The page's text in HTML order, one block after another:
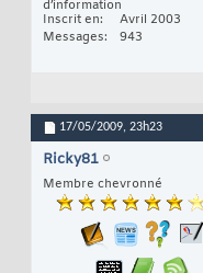
d’information
Inscrit en
Avril 2003
Messages
943
17/05/2009, 23h23
Ricky81
Membre chevronné